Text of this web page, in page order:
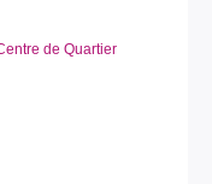
de Quartier